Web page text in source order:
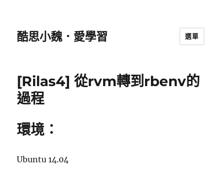
酷思小魏．愛學習 選單
[Rilas4] 從rvm轉到rbenv的
過程
環境：
Ubuntu 14.04